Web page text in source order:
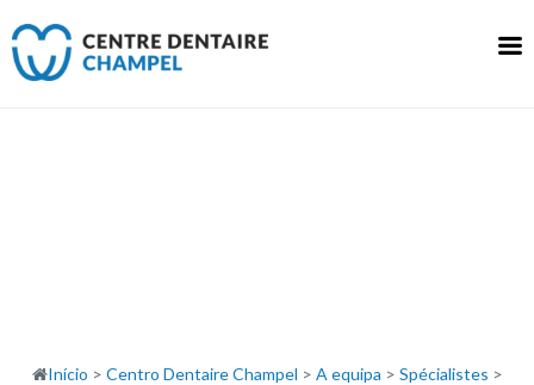
para
Início > Centro Dentaire Champel > A equipa > Spécialistes >